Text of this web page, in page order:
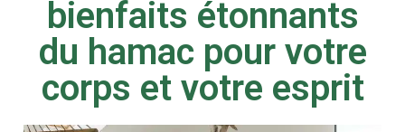
bienfaits étonnants
du hamac pour votre
corps et votre esprit